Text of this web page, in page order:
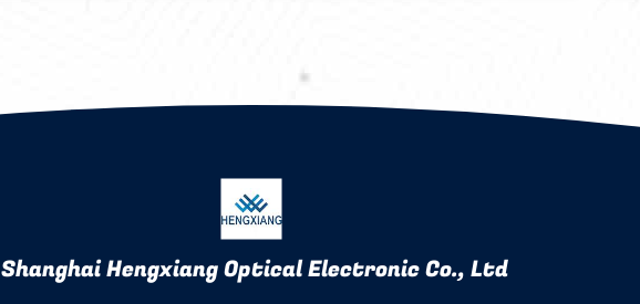
Shanghai Hengxiang Optical Electronic Co., Ltd.